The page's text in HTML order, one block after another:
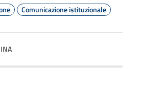
Comunicazione istituzionale